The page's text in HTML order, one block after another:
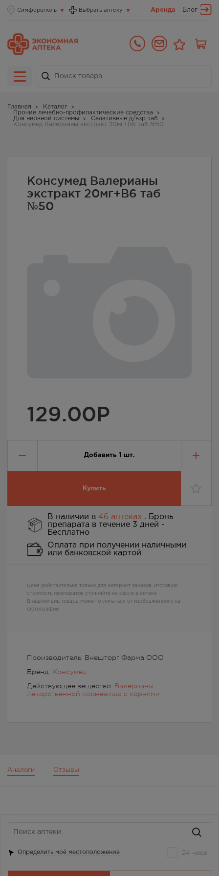
Симферополь Выбрать аптеку Аренда Блог
Главная
Каталог
Прочие лечебно-профилактические средства
Для нервной системы
Седативные д/взр таб
Консумед Валерианы экстракт 20мг+В6 таб №50
Консумед Валерианы
экстракт 20мг+В6 таб
№50
129.00Р
Добавить 1 шт.
Купить
Производитель: Внешторг Фарма ООО
Бренд: Консумед
Действующее вещество: Валерианы
лекарственной корневища с корнями
В наличии в 46 аптеках . Бронь
препарата в течение 3 дней -
Бесплатно
Оплата при получении наличными
или банковской картой
Цена действительна только для интернет заказов, итоговую
стоимость препаратов уточняйте на кассе в аптеке
Внешний вид товара может отличаться от изображенного на
фотографии
Аналоги Отзывы
Определить моё местоположение 24 часа